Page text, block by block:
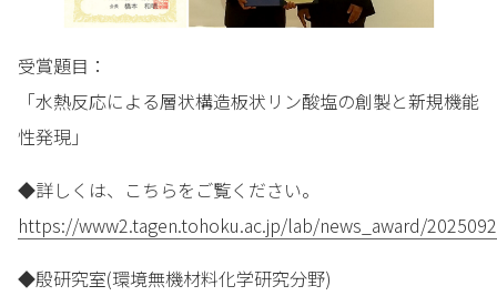
受賞題目：
「水熱反応による層状構造板状リン酸塩の創製と新規機能
性発現」
◆詳しくは、こちらをご覧ください。
https://www2.tagen.tohoku.ac.jp/lab/news_award/
◆殷研究室(環境無機材料化学研究分野)